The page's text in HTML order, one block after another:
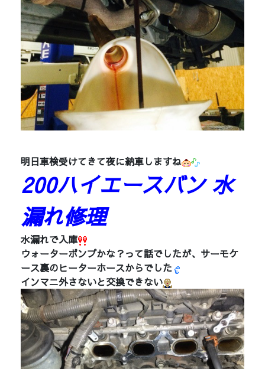
明日車検受けてきて夜に納車しますね
200ハイエースバン 水
漏れ修理
水漏れで入庫
ウォーターポンプかな？って話でしたが、サーモケ
ース裏のヒーターホースからでした
インマニ外さないと交換できない